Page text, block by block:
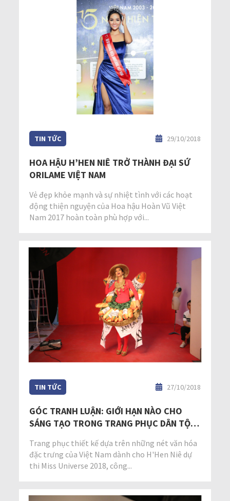
TIN TỨC 29/10/2018
HOA HẬU H’HEN NIÊ TRỞ THÀNH ĐẠI SỨ
ORILAME VIỆT NAM
Vẻ đẹp khỏe mạnh và sự nhiệt tình với các hoạt
động thiện nguyện của Hoa hậu Hoàn Vũ Việt
Nam 2017 hoàn toàn phù hợp với...
TIN TỨC 27/10/2018
GÓC TRANH LUẬN: GIỚI HẠN NÀO CHO
SÁNG TẠO TRONG TRANG PHỤC DÂN TỘC,
Trang phục thiết kế dựa trên những nét văn hóa
đặc trưng của Việt Nam dành cho H'Hen Niê dự
thi Miss Universe 2018, công...